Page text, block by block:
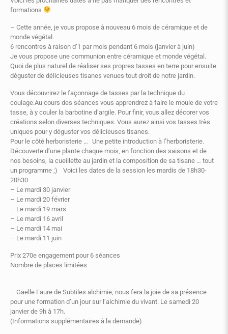
formations
– Cette année, je vous propose à nouveau 6 mois de céramique et de
monde végétal.
6 rencontres à raison d’1 par mois pendant 6 mois (janvier à juin)
Je vous propose une communion entre céramique et monde végétal.
Quoi de plus naturel de réaliser ses propres tasses en terre pour ensuite
déguster de délicieuses tisanes venues tout droit de notre jardin.
Vous découvrirez le façonnage de tasses par la technique du
coulage.Au cours des séances vous apprendrez à faire le moule de votre
tasse, à y couler la barbotine d’argile. Pour finir, vous allez décorer vos
créations selon diverses techniques. Vous aurez ainsi vos tasses très
uniques pour y déguster vos délicieuses tisanes.
Pour le côté herboristerie … Une petite introduction à l’herboristerie.
Découverte d’une plante chaque mois, en fonction des saisons et de
nos besoins, la cueillette au jardin et la composition de sa tisane … tout
un programme ;) Voici les dates de la session les mardis de 18h30-
20h30
– Le mardi 30 janvier
– Le mardi 20 février
– Le mardi 19 mars
– Le mardi 16 avril
– Le mardi 14 mai
– Le mardi 11 juin
Prix 270e engagement pour 6 séances
Nombre de places limitées
– Gaelle Faure de Subtiles alchimie, nous fera la joie de sa présence
pour une formation d’un jour sur l’alchimie du vivant. Le samedi 20
janvier de 9h à 17h.
(Informations supplémentaires à la demande)